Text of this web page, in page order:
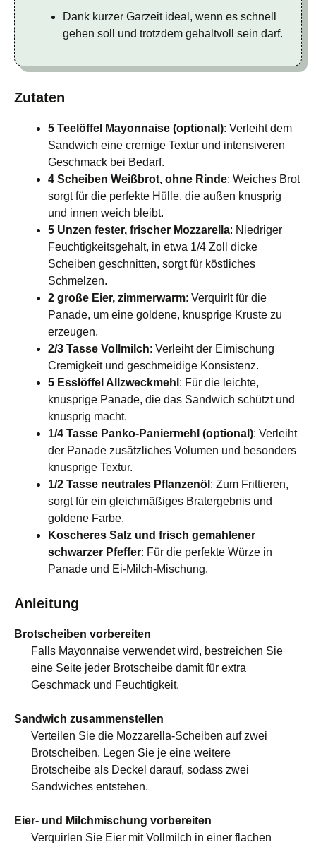
Dank kurzer Garzeit ideal, wenn es schnell
gehen soll und trotzdem gehaltvoll sein darf.
Zutaten
5 Teelöffel Mayonnaise (optional): Verleiht dem
Sandwich eine cremige Textur und intensiveren
Geschmack bei Bedarf.
4 Scheiben Weißbrot, ohne Rinde: Weiches Brot
sorgt für die perfekte Hülle, die außen knusprig
und innen weich bleibt.
5 Unzen fester, frischer Mozzarella: Niedriger
Feuchtigkeitsgehalt, in etwa 1/4 Zoll dicke
Scheiben geschnitten, sorgt für köstliches
Schmelzen.
2 große Eier, zimmerwarm: Verquirlt für die
Panade, um eine goldene, knusprige Kruste zu
erzeugen.
2/3 Tasse Vollmilch: Verleiht der Eimischung
Cremigkeit und geschmeidige Konsistenz.
5 Esslöffel Allzweckmehl : Für die leichte,
knusprige Panade, die das Sandwich schützt und
knusprig macht.
1/4 Tasse Panko-Paniermehl (optional): Verleiht
der Panade zusätzliches Volumen und besonders
knusprige Textur.
1/2 Tasse neutrales Pflanzenöl : Zum Frittieren,
sorgt für ein gleichmäßiges Bratergebnis und
goldene Farbe.
Koscheres Salz und frisch gemahlener
schwarzer Pfeffer: Für die perfekte Würze in
Panade und Ei-Milch-Mischung.
Anleitung
Brotscheiben vorbereiten
Falls Mayonnaise verwendet wird, bestreichen Sie
eine Seite jeder Brotscheibe damit für extra
Geschmack und Feuchtigkeit.
Sandwich zusammenstellen
Verteilen Sie die Mozzarella-Scheiben auf zwei
Brotscheiben. Legen Sie je eine weitere
Brotscheibe als Deckel darauf, sodass zwei
Sandwiches entstehen.
Eier- und Milchmischung vorbereiten
Verquirlen Sie Eier mit Vollmilch in einer flachen